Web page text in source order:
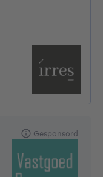
Gesponsord